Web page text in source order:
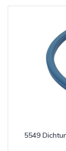
5549